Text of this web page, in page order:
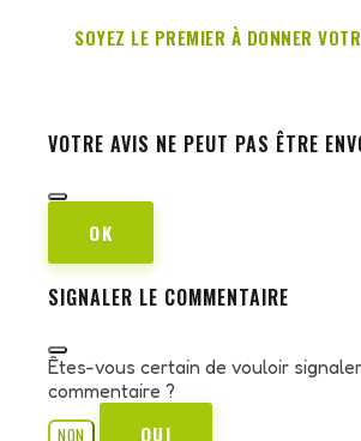
SOYEZ LE PREMIER À DONNER
VOTRE AVIS NE PEUT PAS ÊTRE
OK
SIGNALER LE COMMENTAIRE
Êtes-vous certain de vouloir
commentaire ?
NON
OUI